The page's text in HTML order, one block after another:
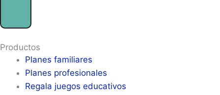
Productos
Planes familiares
Planes profesionales
Regala juegos educativos